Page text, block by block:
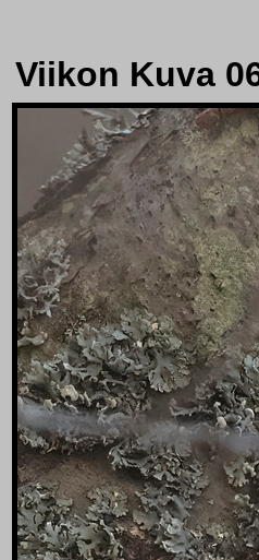
Viikon Kuva